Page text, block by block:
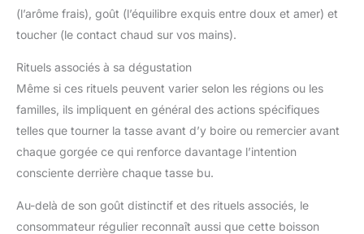
(l’arôme frais), goût (l’équilibre exquis entre doux et amer) et
toucher (le contact chaud sur vos mains).
Rituels associés à sa dégustation
Même si ces rituels peuvent varier selon les régions ou les
familles, ils impliquent en général des actions spécifiques
telles que tourner la tasse avant d’y boire ou remercier avant
chaque gorgée ce qui renforce davantage l’intention
consciente derrière chaque tasse bu.
Au-delà de son goût distinctif et des rituels associés, le
consommateur régulier reconnaît aussi que cette boisson